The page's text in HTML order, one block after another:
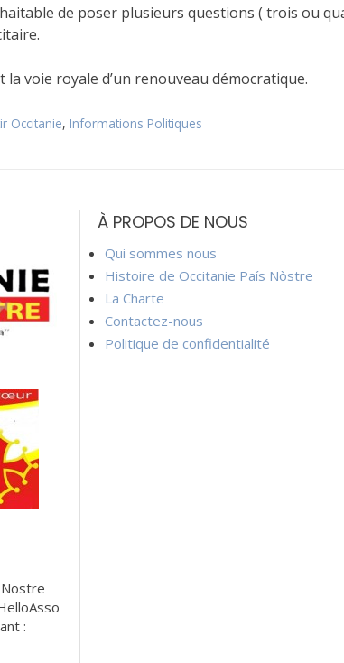
de poser plusieurs questions ( trois ou
la voie royale d’un renouveau démocratique.
Occitanie, Informations Politiques
:
À PROPOS DE NOUS
Qui sommes nous
Histoire de Occitanie País Nòstre
La Charte
Contactez-nous
Politique de confidentialité